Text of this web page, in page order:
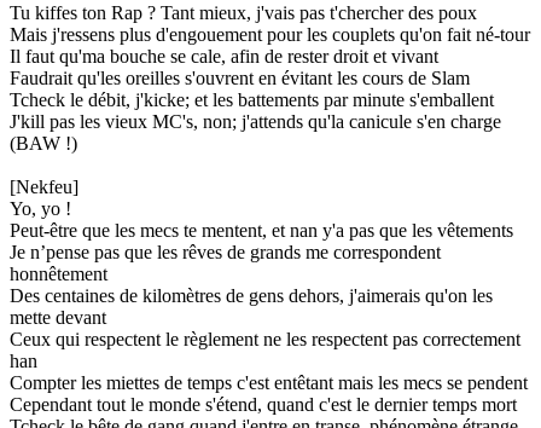
Tu kiffes ton Rap ? Tant mieux, j'vais pas t'chercher des poux
Mais j'ressens plus d'engouement pour les couplets qu'on fait né-tour
Il faut qu'ma bouche se cale, afin de rester droit et vivant
Faudrait qu'les oreilles s'ouvrent en évitant les cours de Slam
Tcheck le débit, j'kicke; et les battements par minute s'emballent
J'kill pas les vieux MC's, non; j'attends qu'la canicule s'en charge
(BAW !)
[Nekfeu]
Yo, yo !
Peut-être que les mecs te mentent, et nan y'a pas que les vêtements
Je n’pense pas que les rêves de grands me correspondent
honnêtement
Des centaines de kilomètres de gens dehors, j'aimerais qu'on les
mette devant
Ceux qui respectent le règlement ne les respectent pas correctement
han
Compter les miettes de temps c'est entêtant mais les mecs se pendent
Cependant tout le monde s'étend, quand c'est le dernier temps mort